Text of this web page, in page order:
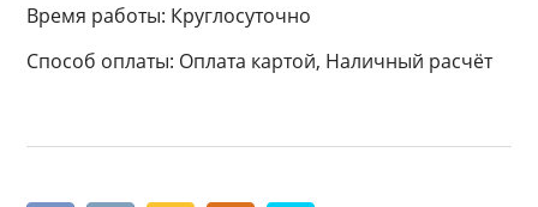
Время работы: Круглосуточно
Способ оплаты: Оплата картой, Наличный расчёт